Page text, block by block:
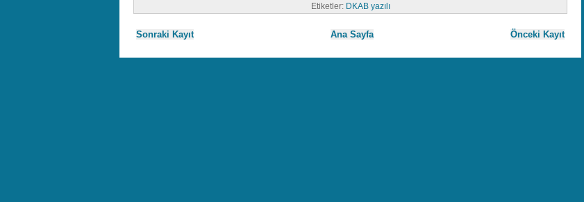
Etiketler: DKAB yazılı
Sonraki Kayıt Önceki Kayıt
Ana Sayfa